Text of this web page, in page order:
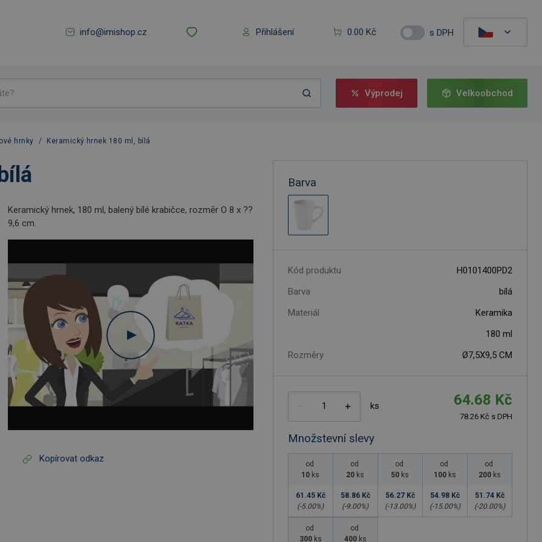
info@imishop.cz Přihlášení 0.00 Kč s DPH
Výprodej Velkoobchod
hrnky / Keramický hrnek 180 ml, bílá
Keramický hrnek, 180 ml, balený bílé krabičce, rozměr O 8 x ??
9,6 cm.
Kopírovat odkaz
Barva
Kód produktu
H0101400PD2
Barva
bílá
Materiál
Keramika
180 ml
Rozměry
Ø7,5X9,5 CM
ks 64.68 Kč
78.26 Kč s DPH
Množstevní slevy
od
10 ks
61.45 Kč
(-5.00%)
od
20 ks
58.86 Kč
(-9.00%)
od
50 ks
56.27 Kč
(-13.00%)
od
100 ks
54.98 Kč
(-15.00%)
od
200 ks
51.74 Kč
(-20.00%)
od
300 ks
od
400 ks